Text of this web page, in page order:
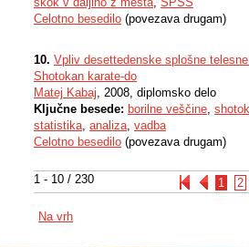
1 - 10 / 230 1 2
Celotno besedilo (povezava drugam)
10. Vpliv desettedenske splošne
Shotokan karate-do
Matej Kabaj, 2008, diplomsko delo
Ključne besede: borilne veščine,
statistika, analiza, vadba
Celotno besedilo (povezava drugam)
Na vrh